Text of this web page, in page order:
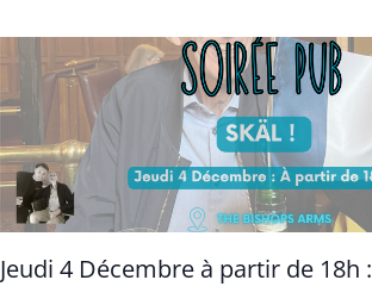
Jeudi 4 Décembre à partir de 18h :